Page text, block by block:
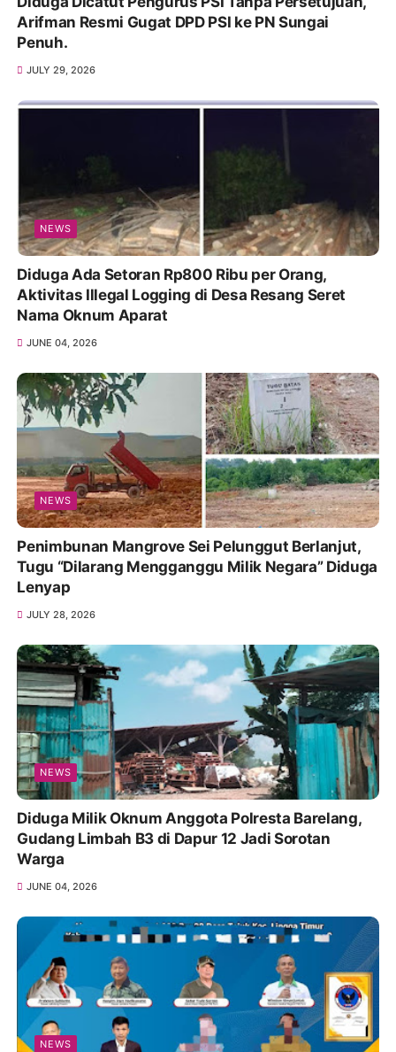
Arifman Resmi Gugat DPD PSI ke PN Sungai
Penuh.
JULY 29, 2026
NEWS
Diduga Ada Setoran Rp800 Ribu per Orang,
Aktivitas Illegal Logging di Desa Resang Seret
Nama Oknum Aparat
JUNE 04, 2026
NEWS
Penimbunan Mangrove Sei Pelunggut Berlanjut,
Tugu “Dilarang Mengganggu Milik Negara” Diduga
Lenyap
JULY 28, 2026
NEWS
Diduga Milik Oknum Anggota Polresta Barelang,
Gudang Limbah B3 di Dapur 12 Jadi Sorotan
Warga
JUNE 04, 2026
NEWS